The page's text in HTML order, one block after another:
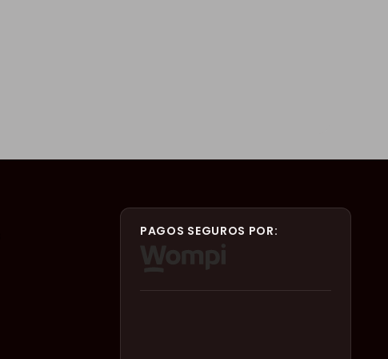
PAGOS SEGUROS POR: